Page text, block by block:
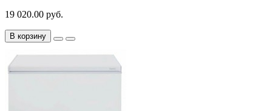
19 020.00 руб.
В корзину